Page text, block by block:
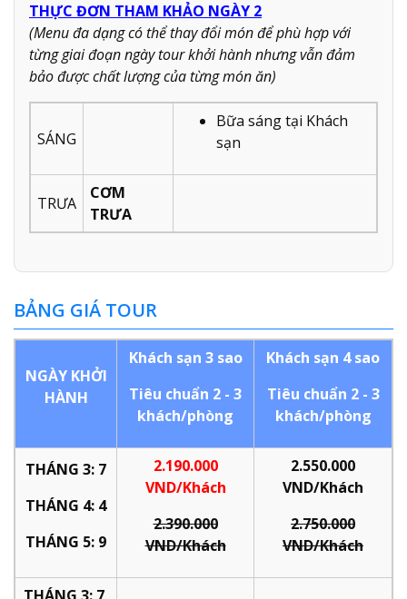
THỰC ĐƠN THAM KHẢO NGÀY 2
(Menu đa dạng có thể thay đổi món để phù hợp với
từng giai đoạn ngày tour khởi hành nhưng vẫn đảm
bảo được chất lượng của từng món ăn)
SÁNG
Bữa sáng tại Khách
sạn
TRƯA
CƠM
TRƯA
BẢNG GIÁ TOUR
NGÀY KHỞI
HÀNH
Khách sạn 3 sao
Tiêu chuẩn 2 - 3
khách/phòng
Khách sạn 4 sao
Tiêu chuẩn 2 - 3
khách/phòng
THÁNG 3: 7
THÁNG 4: 4
THÁNG 5: 9
2.190.000
VND/Khách
2.390.000
VND/Khách
2.550.000
VND/Khách
2.750.000
VND/Khách